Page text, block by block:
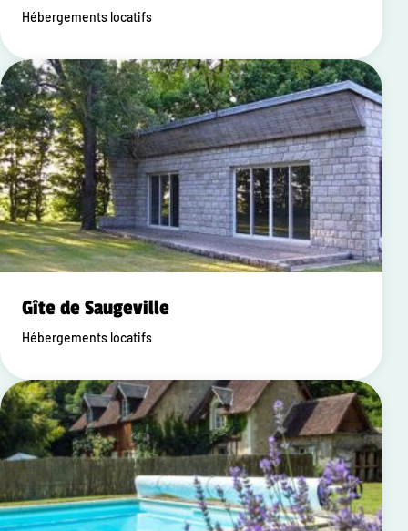
Hébergements locatifs
Gîte de Saugeville
Hébergements locatifs